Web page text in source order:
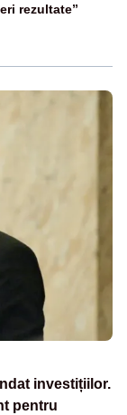
rezultate”
investițiilor.
pentru